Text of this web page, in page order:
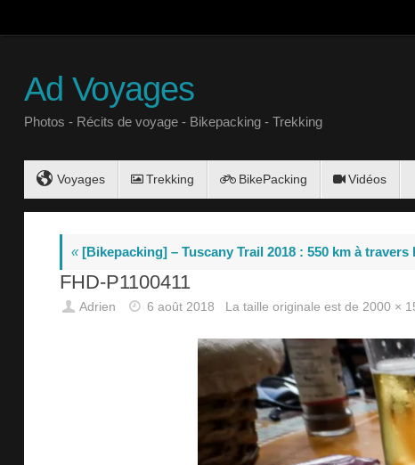
Ad Voyages
Photos - Récits de voyage - Bikepacking - Trekking
Voyages Trekking BikePacking Vidéos
«[Bikepacking] – Tuscany Trail 2018 : 550 km à travers
FHD-P1100411
Adrien 6 août 2018 La taille originale est de2000 ×